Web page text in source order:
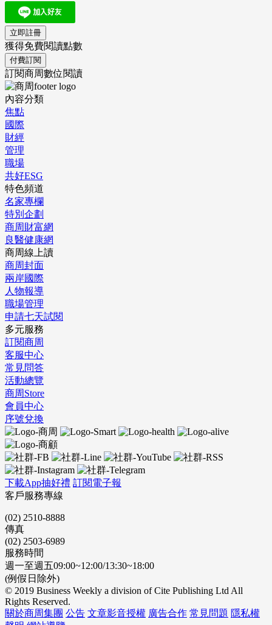
立即註冊
獲得免費閱讀點數
付費訂閱
訂閱商周數位閱讀
內容分類
焦點
國際
財經
管理
職場
共好ESG
特色頻道
名家專欄
特別企劃
商周財富網
良醫健康網
商周線上讀
商周封面
兩岸國際
人物報導
職場管理
申請七天試閱
多元服務
訂閱商周
客服中心
常見問答
活動總覽
商周Store
會員中心
序號兌換
下載App抽好禮 訂閱電子報
客戶服務專線
(02) 2510-8888
傳真
(02) 2503-6989
服務時間
週一至週五09:00~12:00/13:30~18:00
(例假日除外)
© 2019 Business Weekly a division of Cite Publishing Ltd All
Rights Reserved.
關於商周集團 公告 文章影音授權 廣告合作 常見問題 隱私權